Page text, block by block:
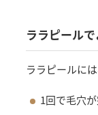
ララピール
ララピールに
1回で毛穴